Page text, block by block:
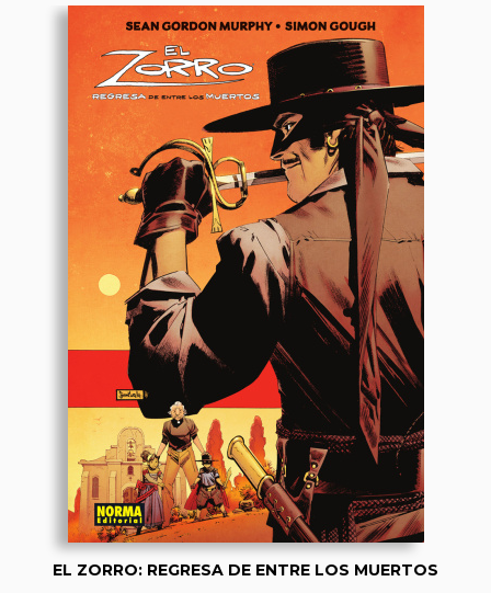
EL ZORRO: REGRESA DE ENTRE LOS MUERTOS